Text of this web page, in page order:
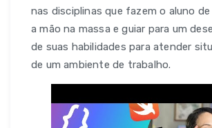
nas disciplinas que fazem o aluno
a mão na massa e guiar para um
de suas habilidades para atender
de um ambiente de trabalho.